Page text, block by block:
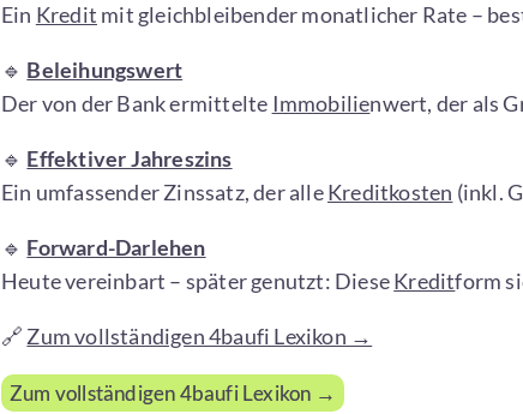
Ein Kredit mit gleichbleibender monatlicher Rate –
🔹 Beleihungswert
Der von der Bank ermittelte Immobilienwert, der als
🔹 Effektiver Jahreszins
Ein umfassender Zinssatz, der alleKreditkosten (inkl.
🔹 Forward-Darlehen
Heute vereinbart – später genutzt: DieseKreditform
🔗 Zum vollständigen 4baufi Lexikon →
Zum vollständigen 4baufi Lexikon →